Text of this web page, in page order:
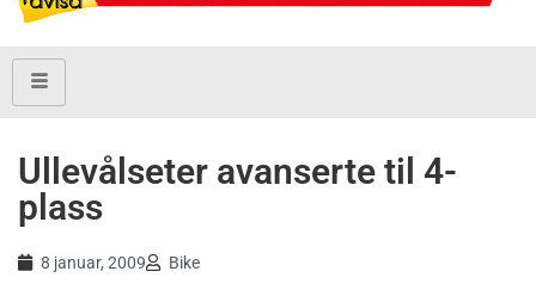
Ullevålseter avanserte til 4-
plass
8 januar, 2009 Bike